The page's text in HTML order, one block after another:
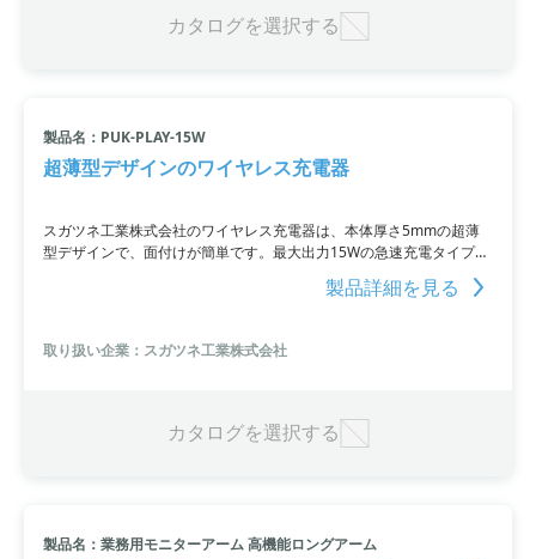
カタログを選択する
製品名：PUK-PLAY-15W
超薄型デザインのワイヤレス充電器
スガツネ工業株式会社のワイヤレス充電器は、本体厚さ5mmの超薄
型デザインで、面付けが簡単です。最大出力15Wの急速充電タイプで
あり、ICチップへの磁気影響を及ぼしにくいFOD機能も備えており、
さらに、標準規格Qi（チー）に対応し、IP64適合しています。
製品詳細を見る
取り扱い企業：スガツネ工業株式会社
カタログを選択する
製品名：業務用モニターアーム 高機能ロングアーム